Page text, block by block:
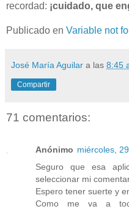
recordad: ¡cuidado, que
Publicado en Variable not
José María Aguilar a las 8:45
Compartir
71 comentarios:
Anónimo miércoles,
Seguro que esa
seleccionar mi
Espero tener suerte y
Como me va a